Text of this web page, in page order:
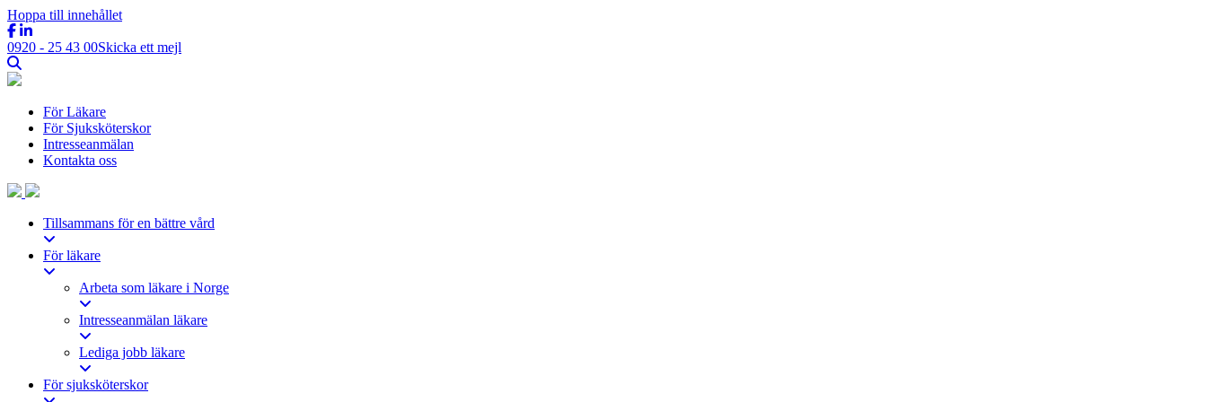
Hoppa till innehållet
0920 - 25 43 00Skicka ett mejl
För Läkare
För Sjuksköterskor
Intresseanmälan
Kontakta oss
Tillsammans för en bättre vård
För läkare
Arbeta som läkare i Norge
Intresseanmälan läkare
Lediga jobb läkare
För sjuksköterskor